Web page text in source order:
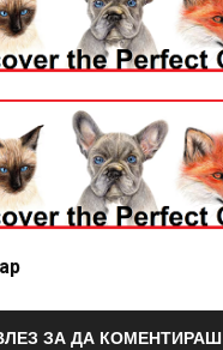
ЗА ДА КОМЕНТИРАШ